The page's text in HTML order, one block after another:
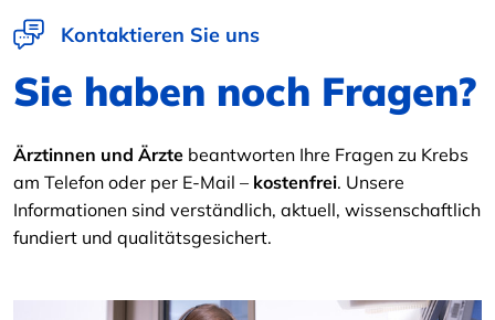
Kontaktieren Sie uns
Sie haben noch Fragen?
Ärztinnen und Ärzte beantworten Ihre Fragen zu Krebs
am Telefon oder per E-Mail – kostenfrei. Unsere
Informationen sind verständlich, aktuell, wissenschaftlich
fundiert und qualitätsgesichert.